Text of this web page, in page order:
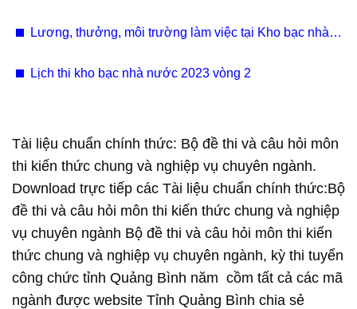
Lương, thưởng, môi trường làm việc tại Kho bạc nhà
Lịch thi kho bạc nhà nước 2023 vòng 2
Tài liệu chuẩn chính thức: Bộ đề thi và câu hỏi môn
thi kiến thức chung và nghiệp vụ chuyên ngành.
Download trực tiếp các Tài liệu chuẩn chính thức:Bộ
đề thi và câu hỏi môn thi kiến thức chung và nghiệp
vụ chuyên ngành Bộ đề thi và câu hỏi môn thi kiến
thức chung và nghiệp vụ chuyên ngành, kỳ thi tuyển
công chức tỉnh Quảng Bình năm cồm tất cả các mã
ngành được website Tỉnh Quảng Bình chia sẻ